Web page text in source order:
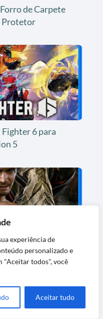
experiência de
personalizado e
"Aceitar todos", você
Aceitar tudo
de Carpete
Protetor
6 para
5
Way of the